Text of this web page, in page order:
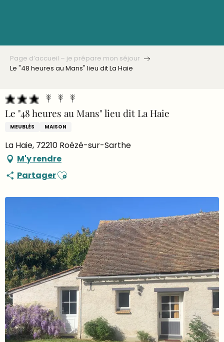
Page d’accueil – je prépare mon séjour
Le "48 heures au Mans" lieu dit La Haie
Le "48 heures au Mans" lieu dit La Haie
MEUBLÉS MAISON
La Haie, 72210 Roézé-sur-Sarthe
M'y rendre
PartagerAjouter aux favoris